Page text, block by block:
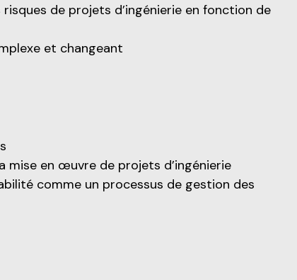
de projets d’ingénierie en fonction de
et changeant
mise en œuvre de projets d’ingénierie
comme un processus de gestion des